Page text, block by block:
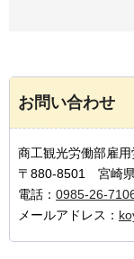
お問い合わせ
商工観光労働部雇
〒880-8501 宮崎
電話： 0985-26-
メールアドレス：